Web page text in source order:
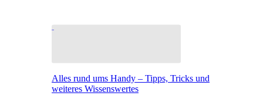
Alles rund ums Handy – Tipps, Tricks und
weiteres Wissenswertes